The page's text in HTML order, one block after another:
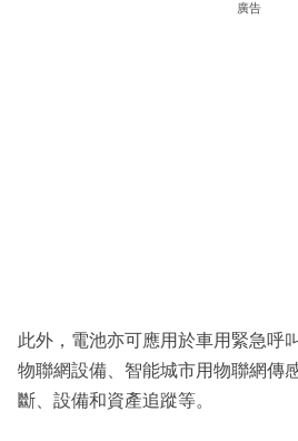
廣告
此外，電池亦可應用於車用緊急呼
物聯網設備、智能城市用物聯網傳
斷、設備和資產追蹤等。